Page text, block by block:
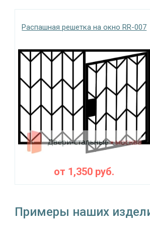
Покрас
На
Распашная решетка на окно RR-007
от 1,350 руб.
Примеры наших